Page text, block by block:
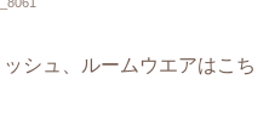
シュ、ルームウエアはこち